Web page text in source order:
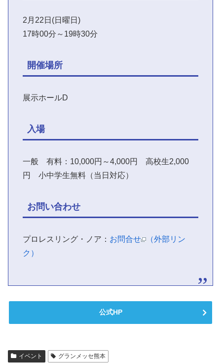
2月22日(日曜日)
17時00分～19時30分
開催場所
展示ホールD
入場
一般 有料：10,000円～4,000円 高校生2,000
円 小中学生無料（当日対応）
お問い合わせ
プロレスリング・ノア： お問合せ （外部リン
ク）
公式HP
イベント グランメッセ熊本